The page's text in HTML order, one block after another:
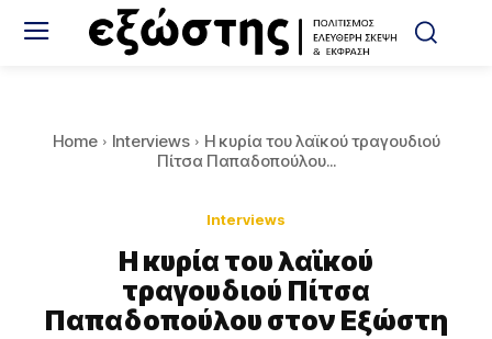
Home Interviews
Η κυρία του λαϊκού τραγουδιού
Πίτσα Παπαδοπούλου...
Interviews
Η κυρία του λαϊκού
τραγουδιού Πίτσα
Παπαδοπούλου στον Εξώστη